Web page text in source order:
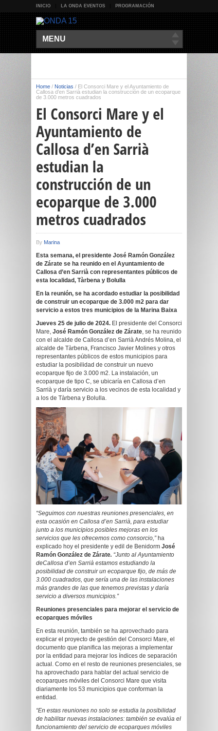
INICIO LA ONDA EVENTOS PROGRAMACIÓN
MENU
Home / Noticias / El Consorci Mare y el Ayuntamiento de
Callosa d’en Sarrià estudian la construcción de un ecoparque
de 3.000 metros cuadrados
El Consorci Mare y el
Ayuntamiento de
Callosa d’en Sarrià
estudian la
construcción de un
ecoparque de 3.000
metros cuadrados
By Marina
Esta semana, el presidente José Ramón González
de Zárate se ha reunido en el Ayuntamiento de
Callosa d’en Sarrià con representantes públicos de
esta localidad, Tàrbena y Bolulla
En la reunión, se ha acordado estudiar la posibilidad
de construir un ecoparque de 3.000 m2 para dar
servicio a estos tres municipios de la Marina Baixa
Jueves 25 de julio de 2024. El presidente del Consorci
Mare, José Ramón González de Zárate, se ha reunido
con el alcalde de Callosa d’en Sarrià Andrés Molina, el
alcalde de Tàrbena, Francisco Javier Molines y otros
representantes públicos de estos municipios para
estudiar la posibilidad de construir un nuevo
ecoparque fijo de 3.000 m2. La instalación, un
ecoparque de tipo C, se ubicaría en Callosa d’en
Sarrià y daría servicio a los vecinos de esta localidad y
a los de Tàrbena y Bolulla.
“Seguimos con nuestras reuniones presenciales, en
esta ocasión en Callosa d’en Sarrià, para estudiar
junto a los municipios posibles mejoras en los
servicios que les ofrecemos como consorcio,”ha
explicado hoy el presidente y edil de Benidorm José
Ramón González de Zárate. “Junto al Ayuntamiento
deCallosa d’en Sarrià estamos estudiando la
posibilidad de construir un ecoparque fijo, de más de
3.000 cuadrados, que sería una de las instalaciones
más grandes de las que tenemos previstas y daría
servicio a diversos municipios.”
Reuniones presenciales para mejorar el servicio de
ecoparques móviles
En esta reunión, también se ha aprovechado para
explicar el proyecto de gestión del Consorci Mare, el
documento que planifica las mejoras a implementar
por la entidad para mejorar los índices de separación
actual. Como en el resto de reuniones presenciales, se
ha aprovechado para hablar del actual servicio de
ecoparques móviles del Consorci Mare que visita
diariamente los 53 municipios que conforman la
entidad.
“En estas reuniones no solo se estudia la posibilidad
de habilitar nuevas instalaciones: también se evalúa el
funcionamiento del servicio de ecoparques móviles